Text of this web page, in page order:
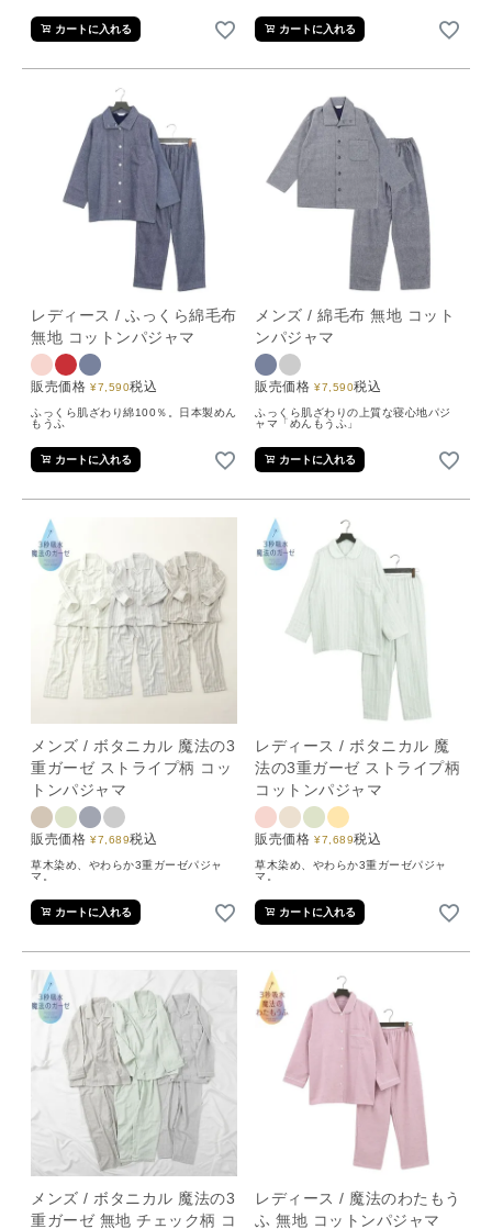
カートに入れる カートに入れる
レディース / ふっくら綿毛布
無地 コットンパジャマ
販売価格 ¥7,590税込
ふっくら肌ざわり綿100％。日本製めん
もうふ
カートに入れる
メンズ / 綿毛布 無地 コット
ンパジャマ
販売価格 ¥7,590税込
ふっくら肌ざわりの上質な寝心地パジ
ャマ「めんもうふ」
カートに入れる
メンズ / ボタニカル 魔法の3
重ガーゼ ストライプ柄 コッ
トンパジャマ
販売価格 ¥7,689税込
草木染め、やわらか3重ガーゼパジャ
マ。
カートに入れる
レディース / ボタニカル 魔
法の3重ガーゼ ストライプ柄
コットンパジャマ
販売価格 ¥7,689税込
草木染め、やわらか3重ガーゼパジャ
マ。
カートに入れる
メンズ / ボタニカル 魔法の3
重ガーゼ 無地 チェック柄 コ
レディース / 魔法のわたもう
ふ 無地 コットンパジャマ